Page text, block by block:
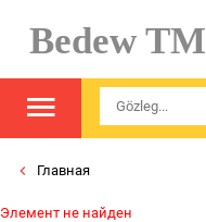
Bedew TM
Главная
Элемент не найден